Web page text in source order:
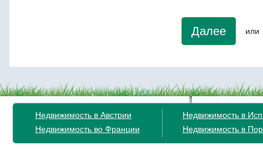
Далее или
Недвижимость в Австрии
Недвижимость во Франции
Недвижимость в
Недвижимость в